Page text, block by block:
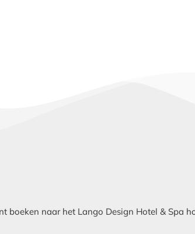
naar het Lango Design Hotel & Spa